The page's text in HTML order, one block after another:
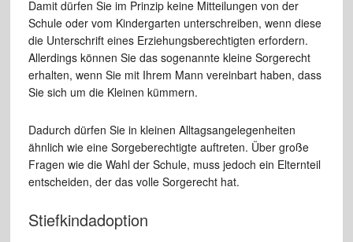
Damit dürfen Sie im Prinzip keine Mitteilungen von der
Schule oder vom Kindergarten unterschreiben, wenn diese
die Unterschrift eines Erziehungsberechtigten erfordern.
Allerdings können Sie das sogenannte kleine Sorgerecht
erhalten, wenn Sie mit Ihrem Mann vereinbart haben, dass
Sie sich um die Kleinen kümmern.
Dadurch dürfen Sie in kleinen Alltagsangelegenheiten
ähnlich wie eine Sorgeberechtigte auftreten. Über große
Fragen wie die Wahl der Schule, muss jedoch ein Elternteil
entscheiden, der das volle Sorgerecht hat.
Stiefkindadoption